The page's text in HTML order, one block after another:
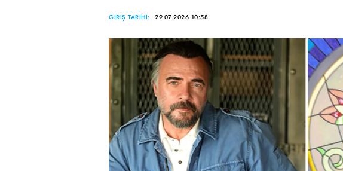
GİRİŞ TARİHİ: 29.07.2026 10:58